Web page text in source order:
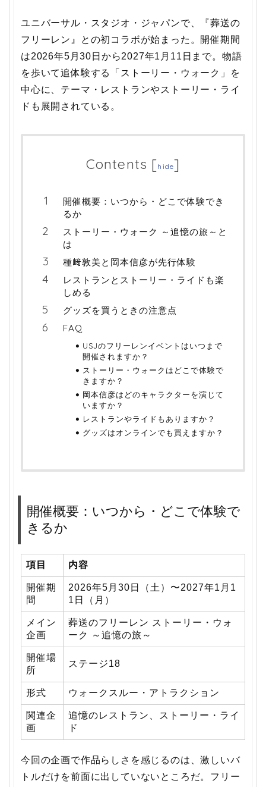
ユニバーサル・スタジオ・ジャパンで、『葬送の
フリーレン』との初コラボが始まった。開催期間
は2026年5月30日から2027年1月11日まで。物語
を歩いて追体験する「ストーリー・ウォーク」を
中心に、テーマ・レストランやストーリー・ライ
ドも展開されている。
Contents [hide]
開催概要：いつから・どこで体験でき
るか
ストーリー・ウォーク ～追憶の旅～と
は
種﨑敦美と岡本信彦が先行体験
レストランとストーリー・ライドも楽
しめる
グッズを買うときの注意点
FAQ
USJのフリーレンイベントはいつまで
開催されますか？
ストーリー・ウォークはどこで体験で
きますか？
岡本信彦はどのキャラクターを演じて
いますか？
レストランやライドもありますか？
グッズはオンラインでも買えますか？
開催概要：いつから・どこで体験で
きるか
項目 内容
開催期
間
2026年5月30日（土）〜2027年1月1
1日（月）
メイン
企画
葬送のフリーレン ストーリー・ウォ
ーク ～追憶の旅～
開催場
所
ステージ18
形式 ウォークスルー・アトラクション
関連企
画
追憶のレストラン、ストーリー・ライ
ド
今回の企画で作品らしさを感じるのは、激しいバ
トルだけを前面に出していないところだ。フリー